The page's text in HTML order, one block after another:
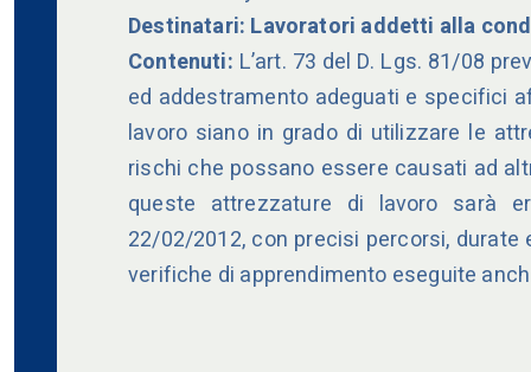
Destinatari: Lavoratori addetti alla
Contenuti: L’art. 73 del D. Lgs. 81/08
ed addestramento adeguati e specifici
lavoro siano in grado di utilizzare le
rischi che possano essere causati ad
queste attrezzature di lavoro sarà
22/02/2012, con precisi percorsi,
verifiche di apprendimento eseguite